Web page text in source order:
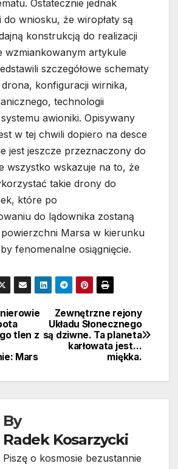
Ostatecznie jednak
do wniosku, że wiropłaty są
konstrukcją do realizacji
wzmiankowanym artykule
szczegółowe schematy
konfiguracji wirnika,
technologii
awioniki. Opisywany
w tej chwili dopiero na desce
jest jeszcze przeznaczony do
wszystko wskazuje na to, że
takie drony do
które po
do lądownika zostaną
Marsa w kierunku
fenomenalne osiągnięcie.
Zewnętrzne rejony
Układu Słonecznego
są dziwne. Ta planeta
karłowata jest…
miękka.
tlen z
Mars
By
Radek Kosarzycki
Piszę o kosmosie bezustannie